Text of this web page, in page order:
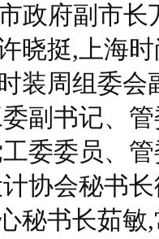
政府副市长
晓挺,上海
装周组委会
副书记、
委委员、
协会秘书
秘书长茹敏